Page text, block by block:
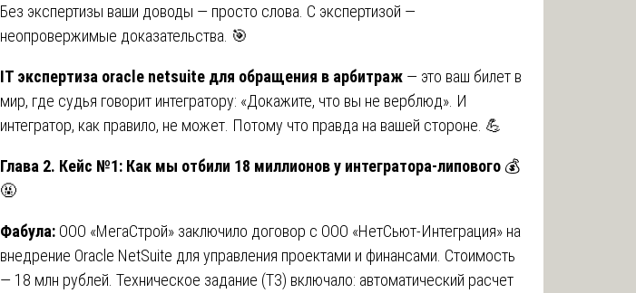
Без экспертизы ваши доводы — просто слова. С экспертизой —
неопровержимые доказательства. 🎯
IT экспертиза oracle netsuite для обращения в арбитраж — это ваш билет в
мир, где судья говорит интегратору: «Докажите, что вы не верблюд». И
интегратор, как правило, не может. Потому что правда на вашей стороне. 💪
Глава 2. Кейс №1: Как мы отбили 18 миллионов у интегратора-липового 💰
🤬
Фабула: ООО «МегаСтрой» заключило договор с ООО «НетСьют-Интеграция» на
внедрение Oracle NetSuite для управления проектами и финансами. Стоимость
— 18 млн рублей. Техническое задание (ТЗ) включало: автоматический расчет